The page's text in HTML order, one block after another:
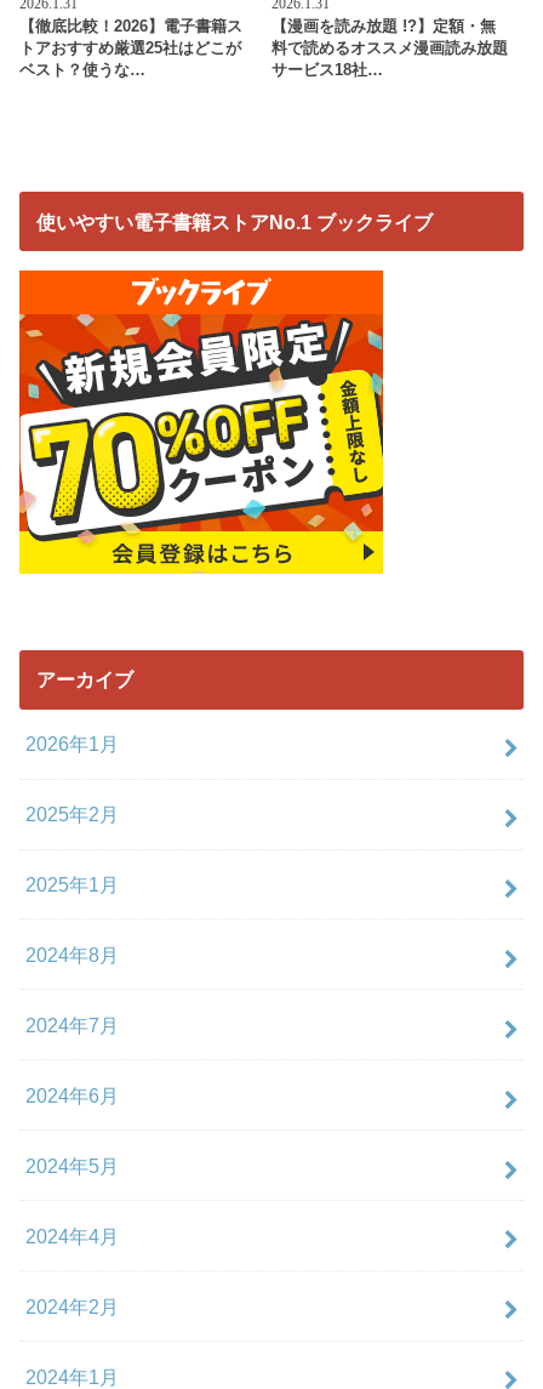
2026.1.31
【徹底比較！2026】電子書籍ス
トアおすすめ厳選25社はどこが
ベスト？使うな…
2026.1.31
【漫画を読み放題 !?】定額・無
料で読めるオススメ漫画読み放題
サービス18社…
使いやすい電子書籍ストアNo.1 ブックライブ
アーカイブ
2026年1月
2025年2月
2025年1月
2024年8月
2024年7月
2024年6月
2024年5月
2024年4月
2024年2月
2024年1月